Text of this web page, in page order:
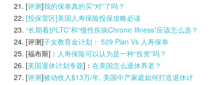
[评测]我的保单真的买“对”了吗？
[投保雷区]美国人寿保险投保攻略必读
“长期看护LTC”和“慢性疾病Chronic Illness”应该怎么选？
[评测]子女教育金计划： 529 Plan Vs 人寿保单
[福布斯]： 人寿保险可以认为是一种“投资”吗？
[美国退休计划专题]： 在美国怎么退休养老？
[评测]被动收入$13万/年, 美国中产家庭如何打造退休计